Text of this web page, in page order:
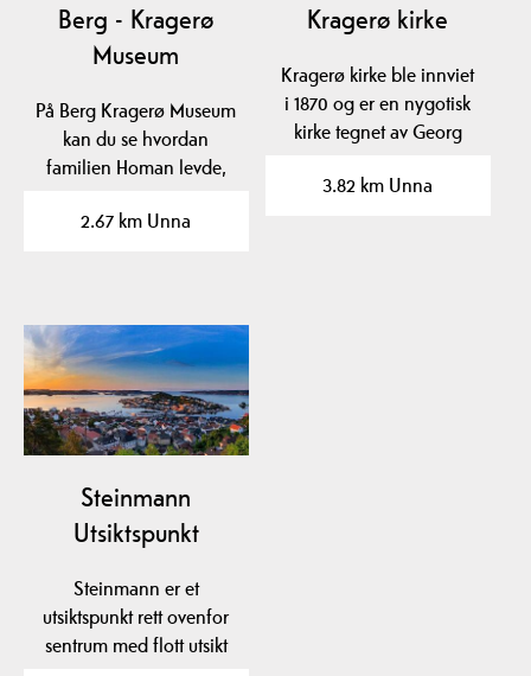
Berg - Kragerø
Museum
På Berg Kragerø Museum
kan du se hvordan
familien Homan levde,
2.67 km Unna
Kragerø kirke
Kragerø kirke ble innviet
i 1870 og er en nygotisk
kirke tegnet av Georg
3.82 km Unna
Steinmann
Utsiktspunkt
Steinmann er et
utsiktspunkt rett ovenfor
sentrum med flott utsikt